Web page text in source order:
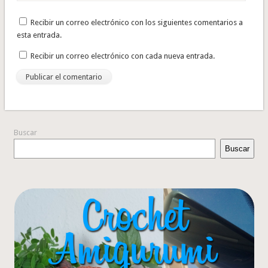
Recibir un correo electrónico con los siguientes comentarios a
esta entrada.
Recibir un correo electrónico con cada nueva entrada.
Buscar
Buscar